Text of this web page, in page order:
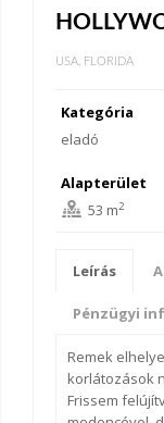
USA, FLORIDA
Kategória
eladó
Alapterület
53 m2
Leírás
Pénzügyi
Remek
korlátozások
Frissem